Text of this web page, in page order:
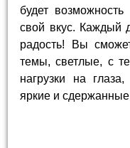
будет
свой вкус. Каждый
радость! Вы
темы, светлые, с
нагрузки на
яркие и